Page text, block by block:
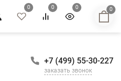
0 0 0 0
+7 (499) 55-30-227
заказать звонок